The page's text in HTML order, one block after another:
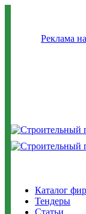
Реклама
Каталог
Тендеры
Статьи